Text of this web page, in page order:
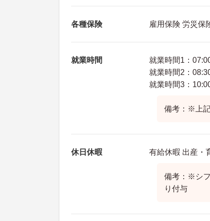
各種保険 雇用保険 労災保
就業時間
就業時間1：
就業時間2：
就業時間3：
備考：※上
休日休暇 有給休暇 出産・
備考：※シ
り付与